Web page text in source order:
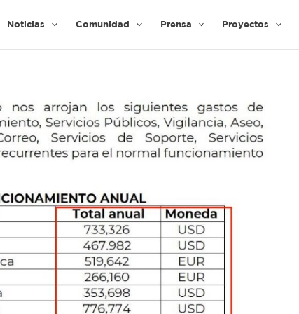
Noticias Comunidad Prensa Proyectos